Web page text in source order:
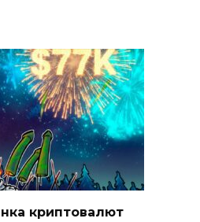
криптовалют